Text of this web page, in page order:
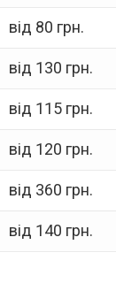
від 80 грн.
від 130 грн.
від 115 грн.
від 120 грн.
від 360 грн.
від 140 грн.